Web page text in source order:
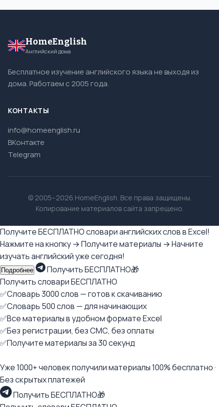
HomeEnglish
Английский дома
Бесплатное изучение английского языка не выходя из
дома. Работаем с 2005 года.
КОНТАКТЫ
info@homeenglish.ru
ВКонтакте
Telegram
© 2005–2026 HomeEnglish. Все права защищены.
Копирование материалов сайта запрещено.
Получите БЕСПЛАТНО словари английских слов в Excel!
Нажмите на кнопку → Получите материалы → Начните
изучать английский уже сегодня!
Подробнее
Получить БЕСПЛАТНО🎁
Получить словари БЕСПЛАТНО
✅Словарь 3000 слов — готов к скачиванию
✅Словарь 500 слов — для начинающих
✅Все материалы в удобном формате Excel
✅Без регистрации, без СМС, без оплаты
✅Получите материалы за 30 секунд
Уже 1000+ человек получили материалы 100% бесплатно ·
Без скрытых платежей
Получить БЕСПЛАТНО🎁